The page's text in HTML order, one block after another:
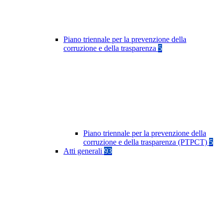
Piano triennale per la prevenzione della
corruzione e della trasparenza 5
Piano triennale per la prevenzione della
corruzione e della trasparenza (PTPCT) 5
Atti generali 93